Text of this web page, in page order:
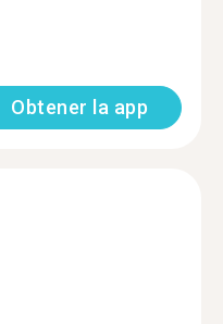
Obtener la app